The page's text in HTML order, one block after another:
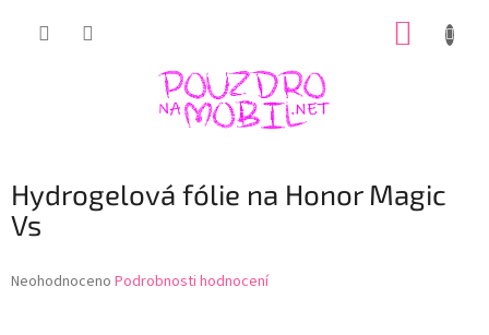
Hydrogelová fólie na Honor Magic
Vs
Průměrné
Neohodnoceno Podrobnosti hodnocení